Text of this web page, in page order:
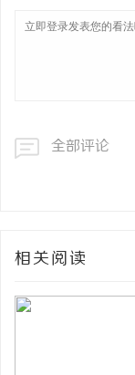
全部评论
相关阅读